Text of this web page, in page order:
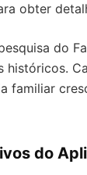
obter
do
históricos.
familiar
do